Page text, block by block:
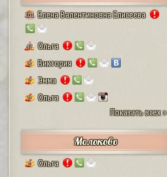
101 Елена Валентиновна Елисеева
47 Ольга
8 Виктория
7 Эмма
9
Ольга
Показать всех »
Молоково
1 Ольга